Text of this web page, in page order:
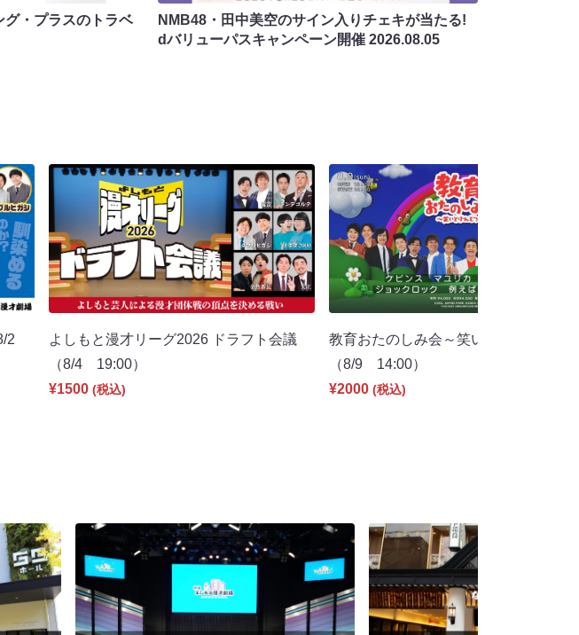
・プラスのトラベ
NMB48・田中美空のサイン入りチェキが当たる!
dバリューパスキャンペーン開催 2026.08.05
2
よしもと漫才リーグ2026 ドラフト会議
（8/4 19:00）
¥1500 (税込)
教育おたのしみ会～笑いとげんじつ～
（8/9 14:00）
¥2000 (税込)